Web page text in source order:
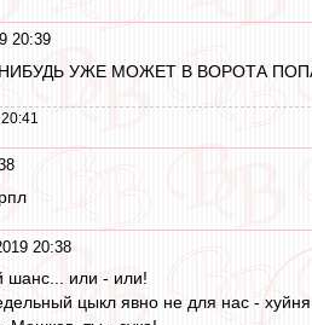
20:39
УЖЕ МОЖЕТ В ВОРОТА
20:38
шанс... или - или!
цыкл явно не для нас -